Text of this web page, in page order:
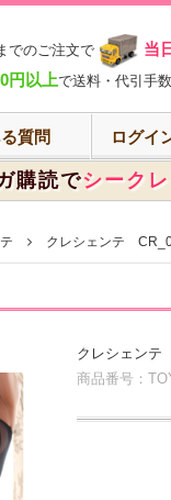
でのご注文で
当
円以上で送料・代引手
質問 ログイ
購読でシーク
クレシェンテ
クレシェン
商品番号：